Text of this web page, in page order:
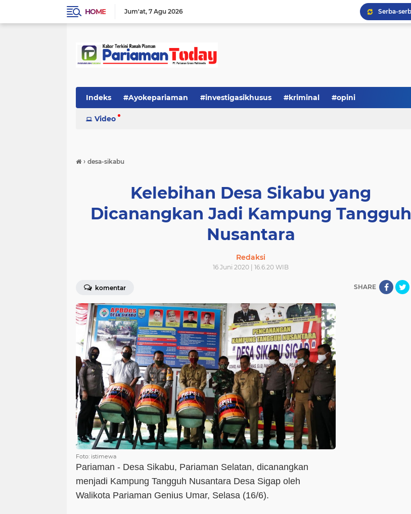
HOME Jum'at 7 Agu 2026
Indeks #Ayokepariaman #investigasikhusus #kriminal #opini
Video
› desa-sikabu
Kelebihan Desa Sikabu yang
Dicanangkan Jadi Kampung Tangguh
Nusantara
Redaksi
16 Juni 2020 | 16.6.20 WIB
komentar SHARE
Foto: istimewa
Pariaman - Desa Sikabu, Pariaman Selatan, dicanangkan
menjadi Kampung Tangguh Nusantara Desa Sigap oleh
Walikota Pariaman Genius Umar, Selasa (16/6).